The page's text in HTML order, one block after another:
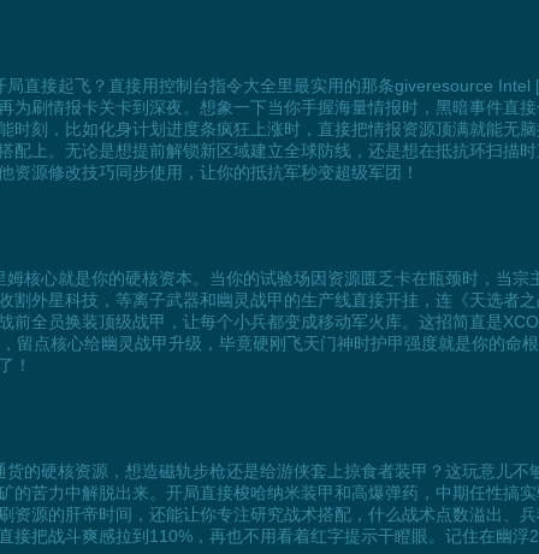
直接起飞？直接用控制台指令大全里最实用的那条giveresource
为刷情报卡关卡到深夜。想象一下当你手握海量情报时，黑暗事件直
时刻，比如化身计划进度条疯狂上涨时，直接把情报资源顶满就能无
配上。无论是想提前解锁新区域建立全球防线，还是想在抵抗环扫描
源修改技巧同步使用，让你的抵抗军秒变超级军团！
核心就是你的硬核资本。当你的试验场因资源匮乏卡在瓶颈时，当
割外星科技，等离子武器和幽灵战甲的生产线直接开挂，连《天选者
前全员换装顶级战甲，让每个小兵都变成移动军火库。这招简直是
留点核心给幽灵战甲升级，毕竟硬刚飞天门神时护甲强度就是你的命
！
的硬核资源，想造磁轨步枪还是给游侠套上掠食者装甲？这玩意儿
的苦力中解脱出来。开局直接梭哈纳米装甲和高爆弹药，中期任性搞
资源的肝帝时间，还能让你专注研究战术搭配，什么战术点数溢出、
接把战斗爽感拉到110%，再也不用看着红字提示干瞪眼。记住在幽